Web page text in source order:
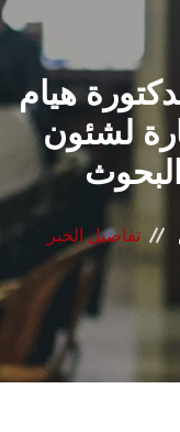
القطاعـات
الشئون الأكاديمية
البحث العلمي
المراكز والوحدات
الأنظمة الذكية
هيام
لشئون
تفاصيل الخبر